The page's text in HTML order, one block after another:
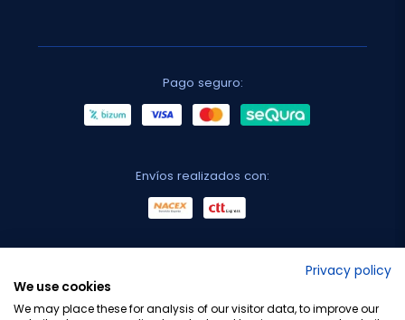
Pago seguro:
Envíos realizados con:
Privacy policy
We use cookies
We may place these for analysis of our visitor data, to improve our